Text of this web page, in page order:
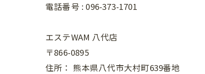
電話番号 : 096-373-1701
エステWAM 八代店
〒866-0895
住所： 熊本県八代市大村町639番地